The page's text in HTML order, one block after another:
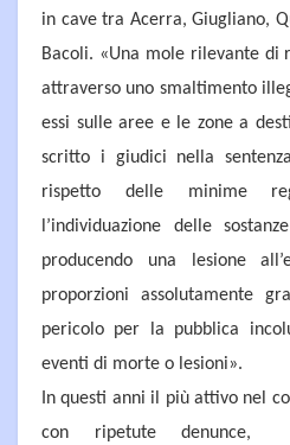
in cave tra Acerra, Giugliano,
Bacoli. «Una mole rilevante
attraverso uno smaltimento
essi sulle aree e le zone a
scritto i giudici nella
rispetto delle minime
l’individuazione delle
producendo una lesione
proporzioni assolutamente
pericolo per la pubblica
eventi di morte o lesioni».
In questi anni il più attivo nel
con ripetute